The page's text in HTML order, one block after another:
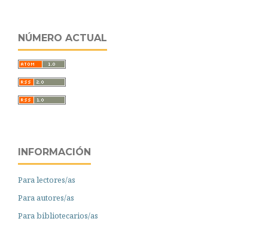
NÚMERO ACTUAL
INFORMACIÓN
Para lectores/as
Para autores/as
Para bibliotecarios/as